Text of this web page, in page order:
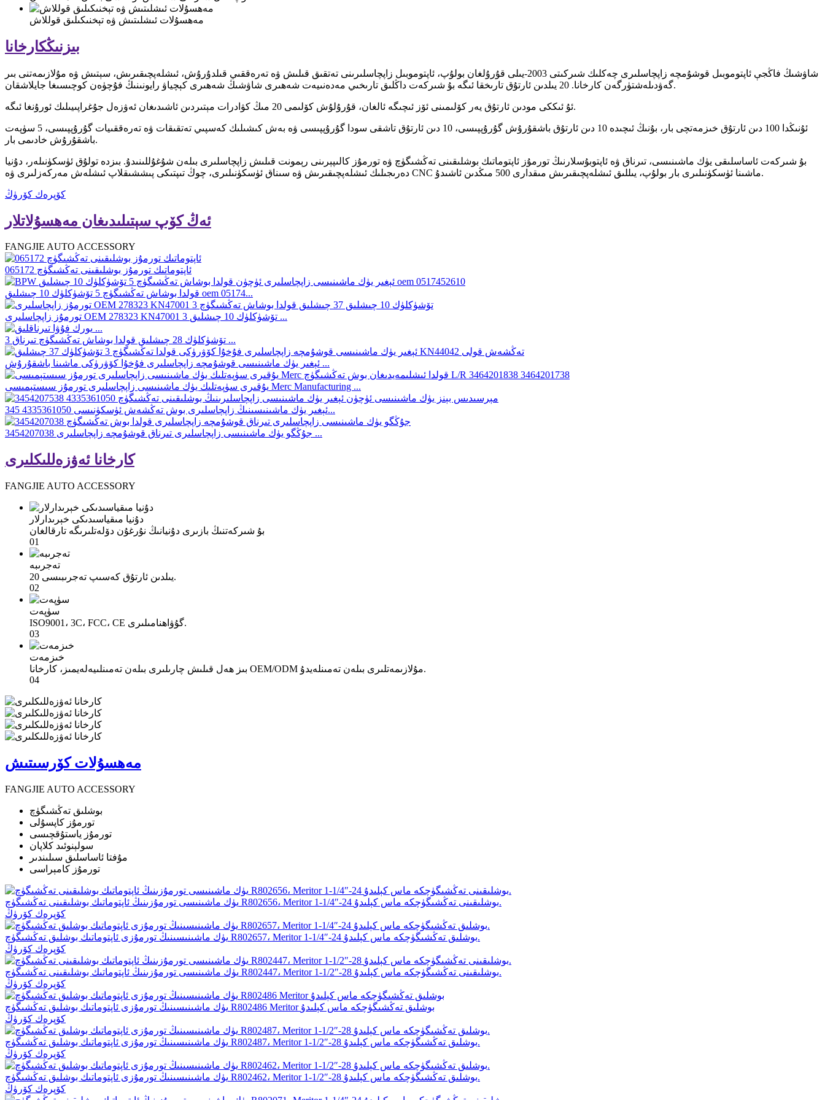
مەھسۇلات ئىشلىتىش ۋە تېخنىكىلىق قوللاش
بىزنىڭكارخانا
شاۋشىڭ فاڭجې ئاپتوموبىل قوشۇمچە زاپچاسلىرى چەكلىك شىركىتى 2003-يىلى قۇرۇلغان بولۇپ، ئاپتوموبىل زاپچاسلىرىنى تەتقىق قىلىش ۋە تەرەققىي قىلدۇرۇش، ئىشلەپچىقىرىش، سېتىش ۋە مۇلازىمەتنى بىر
گەۋدىلەشتۈرگەن كارخانا. 20 يىلدىن ئارتۇق تارىخقا ئىگە بۇ شىركەت داڭلىق تارىخىي مەدەنىيەت شەھىرى شاۋشىڭ شەھىرى كېچياۋ رايونىنىڭ فۇچۈەن كوچىسىغا جايلاشقان.
ئۇ ئىككى مودىن ئارتۇق يەر كۆلىمىنى ئۆز ئىچىگە ئالغان، قۇرۇلۇش كۆلىمى 20 مىڭ كۋادرات مېتىردىن ئاشىدىغان ئەۋزەل جۇغراپىيىلىك ئورۇنغا ئىگە.
ئۇنىڭدا 100 دىن ئارتۇق خىزمەتچى بار، بۇنىڭ ئىچىدە 10 دىن ئارتۇق باشقۇرۇش گۇرۇپپىسى، 10 دىن ئارتۇق تاشقى سودا گۇرۇپپىسى ۋە بەش كىشىلىك كەسپىي تەتقىقات ۋە تەرەققىيات گۇرۇپپىسى، 5 سۈپەت
باشقۇرۇش خادىمى بار.
بۇ شىركەت ئاساسلىقى يۈك ماشىنىسى، تىرناق ۋە ئاپتوبۇسلارنىڭ تورمۇز ئاپتوماتىك بوشلىقىنى تەڭشىگۈچ ۋە تورمۇز كالىپېرىنى رېمونت قىلىش زاپچاسلىرى بىلەن شۇغۇللىنىدۇ. بىزدە تولۇق ئۈسكۈنىلەر، دۇنيا
دەرىجىلىك ئىشلەپچىقىرىش ۋە سىناق ئۈسكۈنىلىرى، چوڭ تىپتىكى پىششىقلاپ ئىشلەش مەركەزلىرى ۋە CNC ماشىنا ئۈسكۈنىلىرى بار بولۇپ، يىللىق ئىشلەپچىقىرىش مىقدارى 500 مىڭدىن ئاشىدۇ.
كۆپرەك كۆرۈڭ
ئەڭ كۆپ سېتىلىدىغان مەھسۇلاتلار
FANGJIE AUTO ACCESSORY
ئاپتوماتىك تورمۇز بوشلىقىنى تەڭشىگۈچ 065172
قولدا بوشاش تەڭشىگۈچ 5 تۆشۈكلۈك 10 چىشلىق oem 05174...
تورمۇز زاپچاسلىرى OEM 278323 KN47001 3 تۆشۈكلۈك 10 چىشلىق ...
3 تۆشۈكلۈك 28 چىشلىق قولدا بوشاش تەڭشىگۈچ تىرناق ...
ئېغىر يۈك ماشىنىسى قوشۇمچە زاپچاسلىرى فۇخۇا كۆۋرۈكى ماشىنا باشقۇرۇش ...
يۇقىرى سۈپەتلىك يۈك ماشىنىسى زاپچاسلىرى تورمۇز سىستېمىسى Merc Manufacturing ...
ئېغىر يۈك ماشىنىسىنىڭ زاپچاسلىرى بوش تەڭشەش ئۈسكۈنىسى 4335361050 345...
3454207038 جۇڭگو يۈك ماشىنىسى زاپچاسلىرى تىرناق قوشۇمچە زاپچاسلىرى ...
كارخانا ئەۋزەللىكلىرى
FANGJIE AUTO ACCESSORY
دۇنيا مىقياسىدىكى خېرىدارلار
بۇ شىركەتنىڭ بازىرى دۇنيانىڭ نۇرغۇن دۆلەتلىرىگە تارقالغان
01
تەجرىبە
20 يىلدىن ئارتۇق كەسىپ تەجرىبىسى.
02
سۈپەت
ISO9001، 3C، FCC، CE گۇۋاھنامىلىرى.
03
خىزمەت
بىز ھەل قىلىش چارىلىرى بىلەن تەمىنلىيەلەيمىز، كارخانا OEM/ODM مۇلازىمەتلىرى بىلەن تەمىنلەيدۇ.
04
مەھسۇلات كۆرسىتىش
FANGJIE AUTO ACCESSORY
بوشلىق تەڭشىگۈچ
تورمۇز كاپسۇلى
تورمۇز ياستۇقچىسى
سولېنوئىد كلاپان
مۇفتا ئاساسلىق سىلىندىر
تورمۇز كامېراسى
يۈك ماشىنىسى تورمۇزىنىڭ ئاپتوماتىك بوشلىقىنى تەڭشىگۈچ R802656، Meritor 1-1/4″-24 بوشلىقىنى تەڭشىگۈچكە ماس كېلىدۇ.
كۆپرەك كۆرۈڭ
يۈك ماشىنىسىنىڭ تورمۇزى ئاپتوماتىك بوشلىق تەڭشىگۈچ R802657، Meritor 1-1/4″-24 بوشلىق تەڭشىگۈچكە ماس كېلىدۇ.
كۆپرەك كۆرۈڭ
يۈك ماشىنىسى تورمۇزىنىڭ ئاپتوماتىك بوشلىقىنى تەڭشىگۈچ R802447، Meritor 1-1/2″-28 بوشلىقىنى تەڭشىگۈچكە ماس كېلىدۇ.
كۆپرەك كۆرۈڭ
يۈك ماشىنىسىنىڭ تورمۇزى ئاپتوماتىك بوشلىق تەڭشىگۈچ R802486 Meritor بوشلىق تەڭشىگۈچكە ماس كېلىدۇ
كۆپرەك كۆرۈڭ
يۈك ماشىنىسىنىڭ تورمۇزى ئاپتوماتىك بوشلىق تەڭشىگۈچ R802487، Meritor 1-1/2″-28 بوشلىق تەڭشىگۈچكە ماس كېلىدۇ.
كۆپرەك كۆرۈڭ
يۈك ماشىنىسىنىڭ تورمۇزى ئاپتوماتىك بوشلىق تەڭشىگۈچ R802462، Meritor 1-1/2″-28 بوشلىق تەڭشىگۈچكە ماس كېلىدۇ.
كۆپرەك كۆرۈڭ